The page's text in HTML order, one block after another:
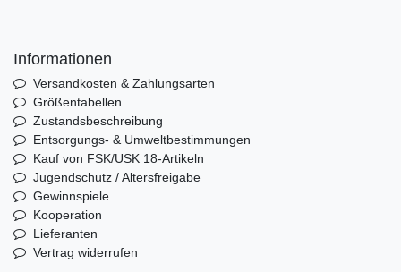
Informationen
Versandkosten & Zahlungsarten
Größentabellen
Zustandsbeschreibung
Entsorgungs- & Umweltbestimmungen
Kauf von FSK/USK 18-Artikeln
Jugendschutz / Altersfreigabe
Gewinnspiele
Kooperation
Lieferanten
Vertrag widerrufen